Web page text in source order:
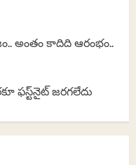
అంతం కాదిది ఆరంభం..
ఫస్ట్‌నైట్‌ జరగలేదు